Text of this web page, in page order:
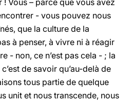
Vous – parce que vous avez
- vous pouvez nous
que la culture de la
à penser, à vivre ni à réagir
- non, ce n’est pas cela - ; la
de savoir qu’au-delà de
tous partie de quelque
unit et nous transcende, nous